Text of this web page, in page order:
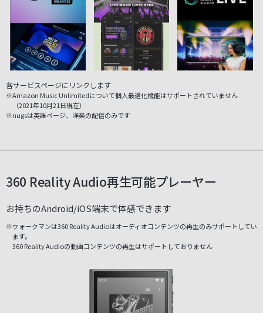
各サービスページにリンクします
※Amazon Music Unlimitedについて個人最適化機能はサポートされていません
（2021年10月21日現在）
※nugsは英語ページ、洋楽の配信のみです
360 Reality Audio再生可能プレーヤー
お持ちのAndroid/iOS端末で体感できます
※ウォークマンは360 Reality Audioはオーディオコンテンツの再生のみサポートしてい
ます。
360 Reality Audioの動画コンテンツの再生はサポートしておりません